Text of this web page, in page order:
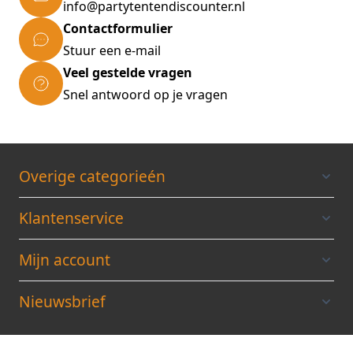
Afmeting: 5 x 8 x 2,75 meter (b x l x h)
doorloophoogte 2 meter
Gewicht: ca. 119 kilo
Verpakking: 5 dozen
ALLE TENTEN WORDEN GELEVERD
info@partytentendiscounter.nl
Contactformulier
Stuur een e-mail
Veel gestelde vragen
Snel antwoord op je vragen
Overige categorieén
Klantenservice
Mijn account
Nieuwsbrief